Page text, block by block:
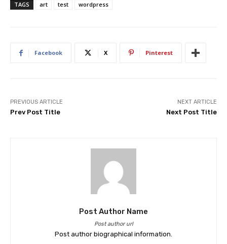
TAGS
art test wordpress
Facebook X Pinterest
PREVIOUS ARTICLE
Prev Post Title
NEXT ARTICLE
Next Post Title
Post Author Name
Post author url
Post author biographical information.